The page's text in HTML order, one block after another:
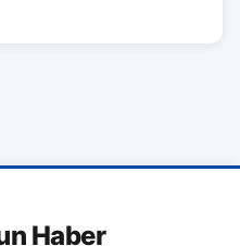
Haber